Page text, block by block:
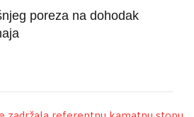
poreza na dohodak